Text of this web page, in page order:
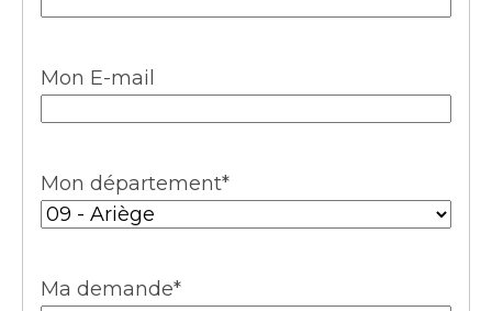
Mon E-mail
Mon département*
Ma demande*